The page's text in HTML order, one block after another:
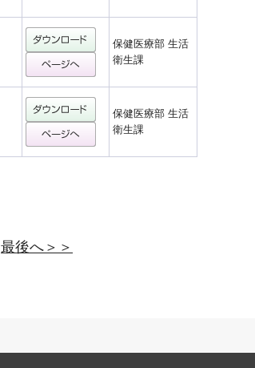
保健医療部 生活
衛生課
保健医療部 生活
衛生課
最後へ＞＞